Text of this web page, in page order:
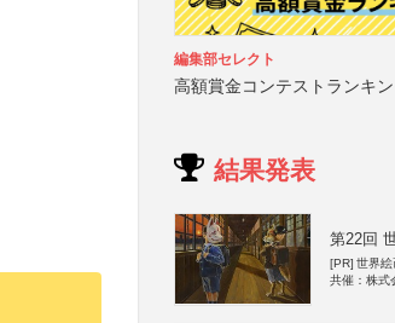
編集部セレクト
高額賞金コンテストランキン
結果発表
第22回
[PR] 世界
共催：株式